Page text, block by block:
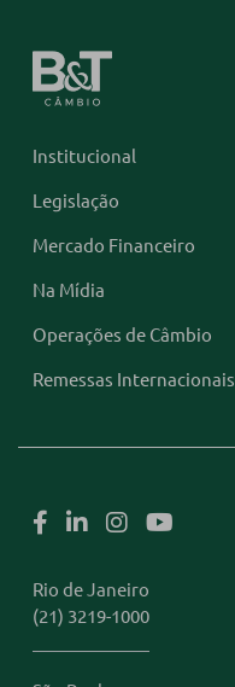
Institucional
Legislação
Mercado Financeiro
Na Mídia
Operações de Câmbio
Remessas Internacionais
Rio de Janeiro
(21) 3219-1000